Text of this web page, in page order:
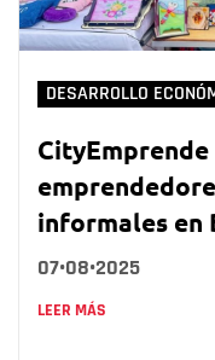
DESARROLLO
informales en
07•08•2025
LEER MÁS